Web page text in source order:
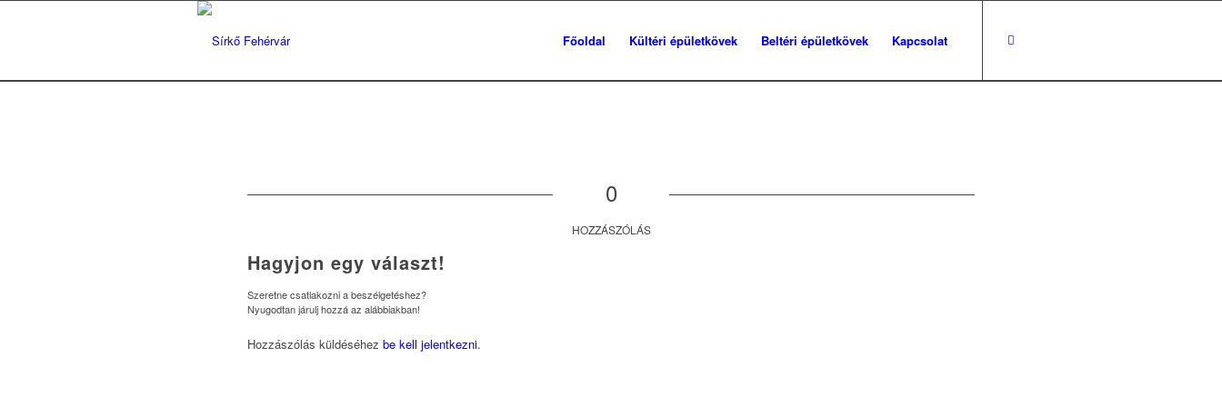
Főoldal Kültéri épületkövek Beltéri épületkövek Kapcsolat
0
HOZZÁSZÓLÁS
Hagyjon egy választ!
Szeretne csatlakozni a beszélgetéshez?
Nyugodtan járulj hozzá az alábbiakban!
Hozzászólás küldéséhez be kell jelentkezni.